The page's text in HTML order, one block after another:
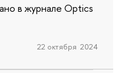
в журнале Optics
22 октября 2024